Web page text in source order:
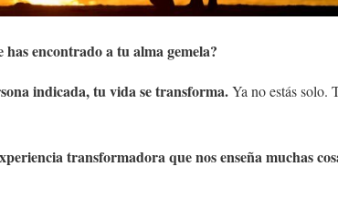
has encontrado a tu alma gemela?
indicada, tu vida se transforma.Ya no estás solo.
transformadora que nos enseña muchas